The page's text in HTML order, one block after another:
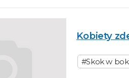
Kobiety
#Skok w bok